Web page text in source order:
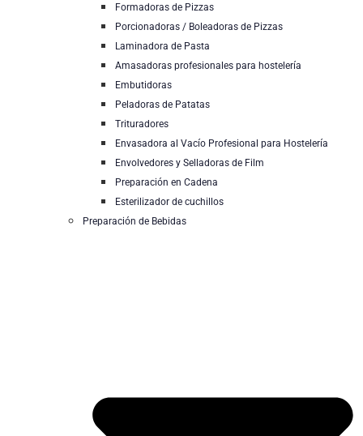
Formadoras de Pizzas
Porcionadoras / Boleadoras de Pizzas
Laminadora de Pasta
Amasadoras profesionales para hostelería
Embutidoras
Peladoras de Patatas
Trituradores
Envasadora al Vacío Profesional para Hostelería
Envolvedores y Selladoras de Film
Preparación en Cadena
Esterilizador de cuchillos
Preparación de Bebidas